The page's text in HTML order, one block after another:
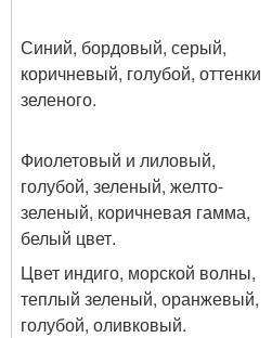
Синий, бордовый, серый,
коричневый, голубой, оттенки
зеленого.
Фиолетовый и лиловый,
голубой, зеленый, желто-
зеленый, коричневая гамма,
белый цвет.
Цвет индиго, морской волны,
теплый зеленый, оранжевый,
голубой, оливковый.